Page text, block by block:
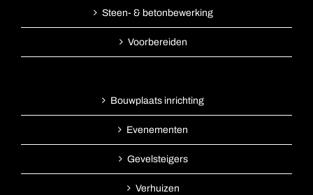
Steen- & betonbewerking
Voorbereiden
Bouwplaats inrichting
Evenementen
Gevelsteigers
Verhuizen